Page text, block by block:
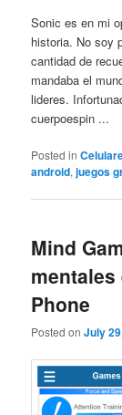
Sonic es en mi
historia. No soy
cantidad de
mandaba el
lideres.
cuerpoespin ...
Posted in
android,juegos
Mind
Phone
Posted onJuly